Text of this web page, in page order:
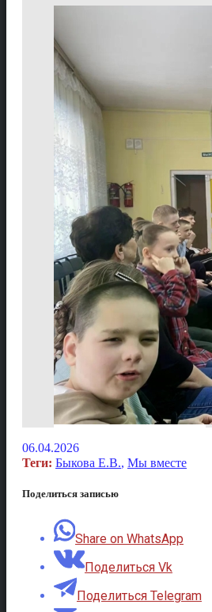
06.04.2026
Теги: Быкова Е.В., Мы вместе
Поделиться записью
Share on WhatsApp
Поделиться Vk
Поделиться Telegram